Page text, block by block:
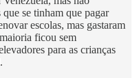
se tinham que pagar
escolas, mas gastaram
ficou sem
para as crianças